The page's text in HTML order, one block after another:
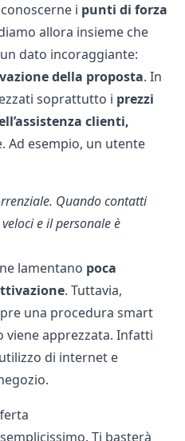
i punti di forza
allora insieme che
dato incoraggiante:
della proposta. In
soprattutto i prezzi
clienti,
Ad esempio, un utente
Quando contatti
e il personale è
lamentano poca
. Tuttavia,
una procedura smart
apprezzata. Infatti
di internet e
Ti basterà